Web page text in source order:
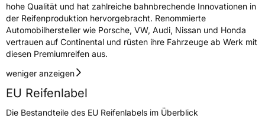
hohe Qualität und hat zahlreiche bahnbrechende Innovationen in
der Reifenproduktion hervorgebracht. Renommierte
Automobilhersteller wie Porsche, VW, Audi, Nissan und Honda
vertrauen auf Continental und rüsten ihre Fahrzeuge ab Werk mit
diesen Premiumreifen aus.
weniger anzeigen
EU Reifenlabel
Die Bestandteile des EU Reifenlabels im Überblick